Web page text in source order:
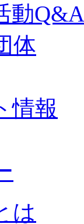
動Q&A
体
情報
は